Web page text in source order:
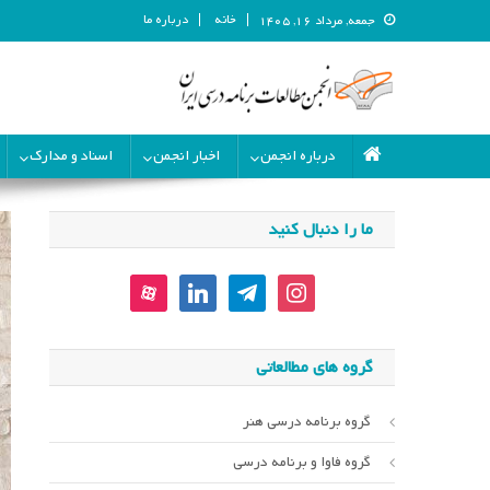
جمعه, مرداد ۱۶, ۱۴۰۵ خانه درباره ما
انجمن مطالعات برنامه درسی
درباره انجمن
اخبار انجمن اسناد و مدارک
ما را دنبال کنید
instagram
telegram
linkedin
aparat
گروه های مطالعاتی
گروه برنامه درسی هنر
گروه فاوا و برنامه درسی